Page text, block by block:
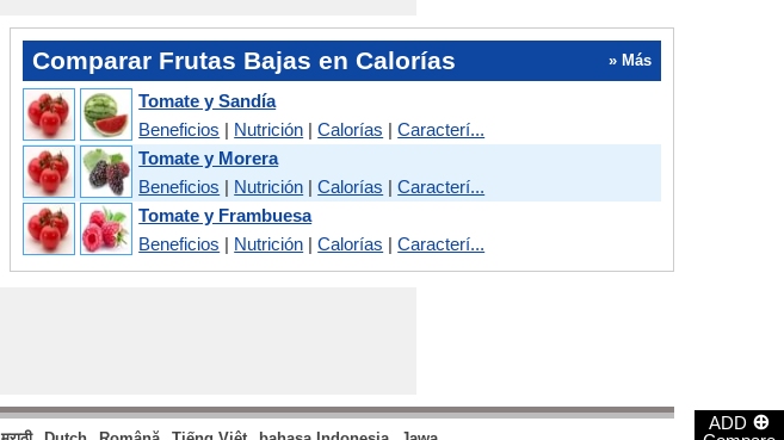
ADD ⊕
Comparar Frutas Bajas en Calorías » Más
Tomate y Sandía
Beneficios | Nutrición |Calorías |Caracterí...
Tomate y Morera
Beneficios | Nutrición |Calorías |Caracterí...
Tomate y Frambuesa
Beneficios | Nutrición |Calorías |Caracterí...